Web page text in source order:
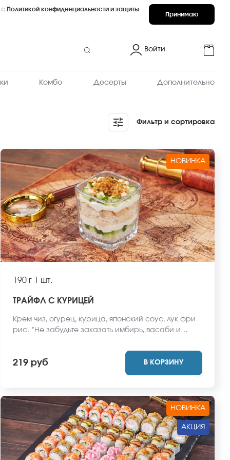
Принимаю
с Политикой конфиденциальности и защиты
Войти
Комбо Десерты Дополнительно
Фильтр и сортировка
НОВИНКА
190 г1 шт.
ТРАЙФЛ С КУРИЦЕЙ
Крем чиз, огурец, курица, японский соус, лук фри
рис. *Не забудьте заказать имбирь, васаби и
*Внешний вид блюда может отличаться от фото на
сайте.
219 руб В КОРЗИНУ
НОВИНКА
АКЦИЯ